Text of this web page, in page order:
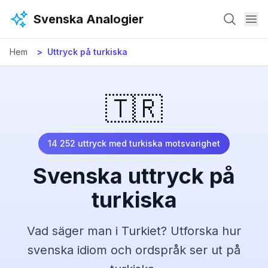
Svenska Analogier
Hem Uttryck på turkiska
🇹🇷
14 252 uttryck med turkiska motsvarighet
Svenska uttryck på
turkiska
Vad säger man i Turkiet? Utforska hur
svenska idiom och ordspråk ser ut på